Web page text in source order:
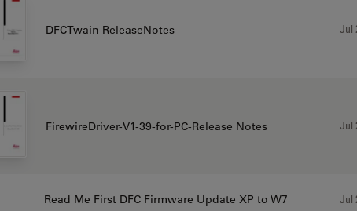
DFCTwain ReleaseNotes Jul
FirewireDriver-V1-39-for-PC-Release Notes Jul
Read Me First DFC Firmware Update XP to W7 Jul